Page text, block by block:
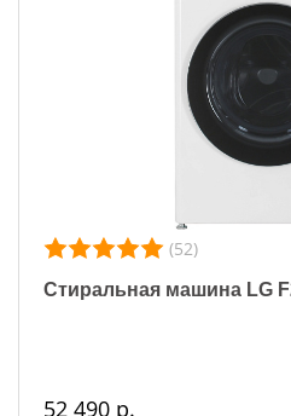
(52)
Стиральная машина LG
52 490 р.